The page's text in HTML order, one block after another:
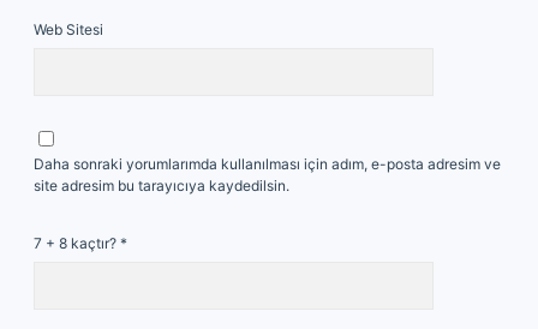
Web Sitesi
Daha sonraki yorumlarımda kullanılması için adım, e-posta adresim ve
site adresim bu tarayıcıya kaydedilsin.
7 + 8 kaçtır? *